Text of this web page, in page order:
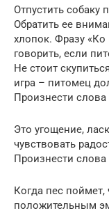
Отпустить собаку
Обратить ее
хлопок. Фразу
говорить, если
Не стоит
игра – питомец
Произнести
Это угощение,
чувствовать
Произнести
Когда пес
положительным